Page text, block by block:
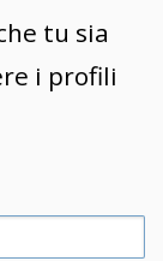
tu sia
i profili